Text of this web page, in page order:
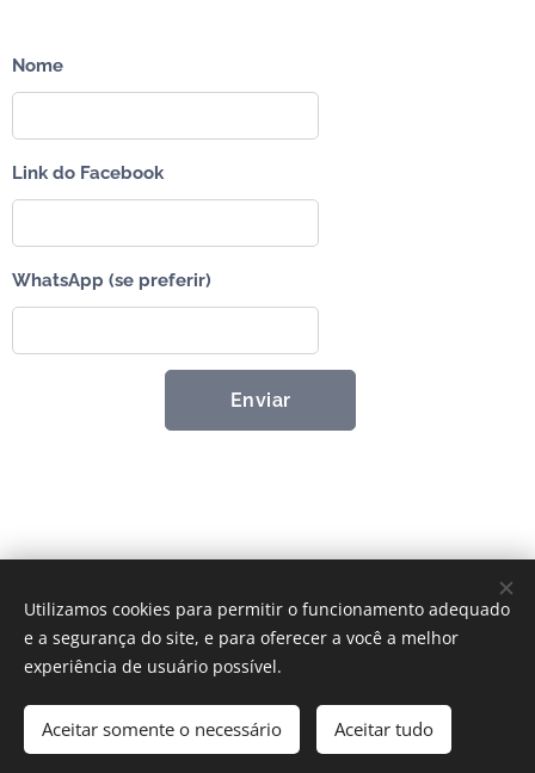
Nome
Link do Facebook
WhatsApp (se preferir)
Enviar
Desenvolvido porWebnode Cookies
Utilizamos cookies para permitir o funcionamento adequado
e a segurança do site, e para oferecer a você a melhor
experiência de usuário possível.
Aceitar somente o necessário Aceitar tudo